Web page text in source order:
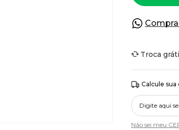
Troca
Calcule
Não sei meu